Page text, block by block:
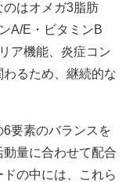
はオメガ3脂肪
A/E・ビタミンB
ア機能、炎症コン
わるため、継続的な
要素のバランスを
量に合わせて配合
の中には、これら